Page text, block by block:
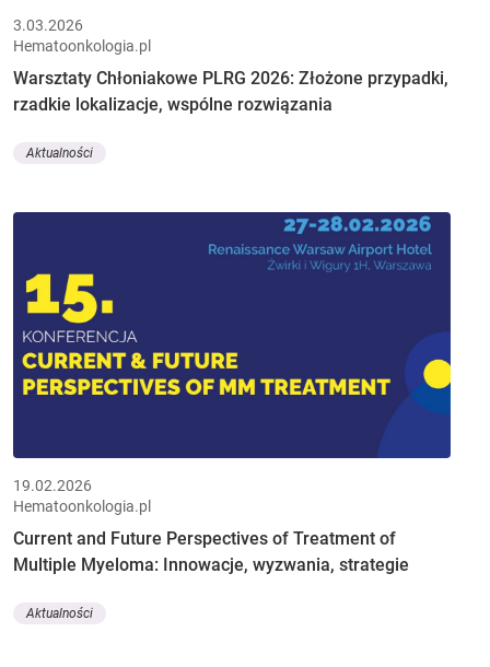
3.03.2026
Hematoonkologia.pl
Warsztaty Chłoniakowe PLRG 2026: Złożone przypadki,
rzadkie lokalizacje, wspólne rozwiązania
Aktualności
19.02.2026
Hematoonkologia.pl
Current and Future Perspectives of Treatment of
Multiple Myeloma: Innowacje, wyzwania, strategie
Aktualności